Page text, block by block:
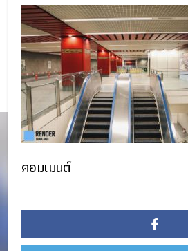
คอมเมนต์